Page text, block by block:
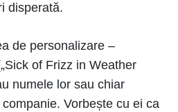
disperată.
de personalizare –
of Frizz in Weather
numele lor sau chiar
Vorbește cu ei ca